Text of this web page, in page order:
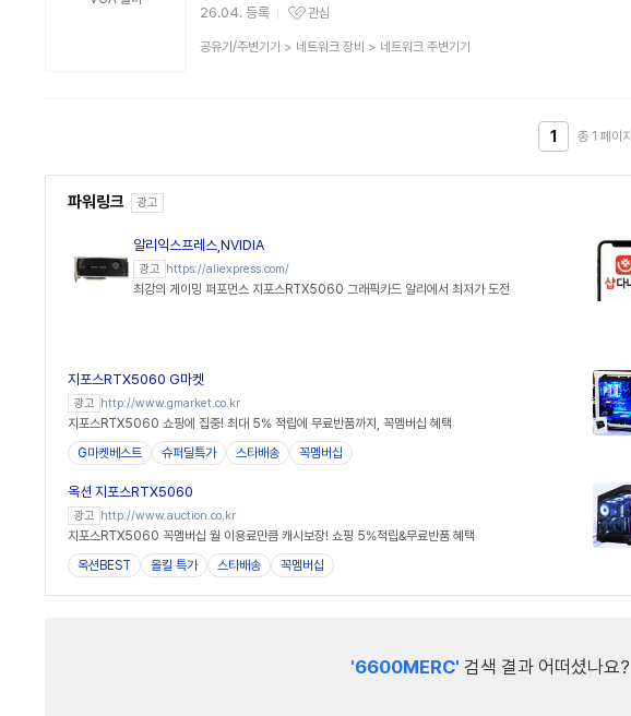
26.04. 등록
관심상품
관심
상
공유기/주변기기 > 네트워크 장비 > 네트워크 주변기기
1 총 1 페이지
파워링크 광고
알리익스프레스,NVIDIA
광고 https://aliexpress.com/
최강의 게이밍 퍼포먼스 지포스RTX5060 그래픽카드 알리에서 최저가 도전
지포스RTX5060 G마켓
광고 http://www.gmarket.co.kr
지포스RTX5060 쇼핑에 집중! 최대 5% 적립에 무료반품까지, 꼭멤버십 혜택
G마켓베스트
슈퍼딜특가 스타배송 꼭멤버십
옥션 지포스RTX5060
광고 http://www.auction.co.kr
지포스RTX5060 꼭멤버십 월 이용료만큼 캐시보장! 쇼핑 5%적립&무료반품 혜택
옥션BEST
올킬 특가 스타배송 꼭멤버십
'6600MERC' 검색 결과 어떠셨나요?